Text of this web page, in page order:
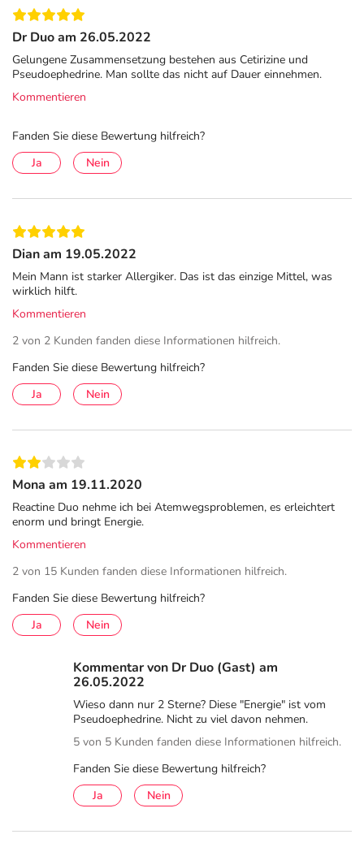
daher auch geeignet für Personen mit einer
Glutenunverträglichkeit.
Pflichtangaben:
Erwachsene bis 60 Jahre. Warnhinweise: Enthält Lactose. Zu Risiken und
Stand: 05/2025
So wenden Sie REACTINE® duo richtig an
REACTINE duo® eignet sich für die Anwendung bei
Jugendlichen ab 12 Jahren und bei Erwachsenen bis 60
Retardtablette. Zwei Tabletten täglich sorgen für bis zu
24 Stunden Symptomlinderung – den ganzen Tag und die
einem Glas Flüssigkeit eingenommen werden. Die
Einnahme kann unabhängig von den Mahlzeiten erfolgen.
Die Anwendung sollte nach Abklingen der Symptome
nicht fortgesetzt werden. Es ist ratsam, die Behandlung
Hinweise
Enthält Lactose.
dem auf der Packung oder der Umverpackung
sich auf den letzten Tag des angegebenen Monats.
Inhaltsstoffe
1 Tablette enthält:
5 mg Cetirizindihydrochlorid
Dr Duo am 26.05.2022
Gelungene Zusammensetzung bestehen aus Cetirizine und
Pseudoephedrine. Man sollte das nicht auf Dauer einnehmen.
Kommentieren
Fanden Sie diese Bewertung hilfreich?
Ja
Nein
Dian am 19.05.2022
Mein Mann ist starker Allergiker. Das ist das einzige Mittel, was
wirklich hilft.
Kommentieren
2 von 2 Kunden fanden diese Informationen hilfreich.
Fanden Sie diese Bewertung hilfreich?
Ja
Nein
Mona am 19.11.2020
Reactine Duo nehme ich bei Atemwegsproblemen, es erleichtert
enorm und bringt Energie.
Kommentieren
2 von 15 Kunden fanden diese Informationen hilfreich.
Fanden Sie diese Bewertung hilfreich?
Ja
Nein
Kommentar von Dr Duo (Gast) am
26.05.2022
Wieso dann nur 2 Sterne? Diese "Energie" ist vom
Pseudoephedrine. Nicht zu viel davon nehmen.
5 von 5 Kunden fanden diese Informationen hilfreich.
Fanden Sie diese Bewertung hilfreich?
Ja
Nein